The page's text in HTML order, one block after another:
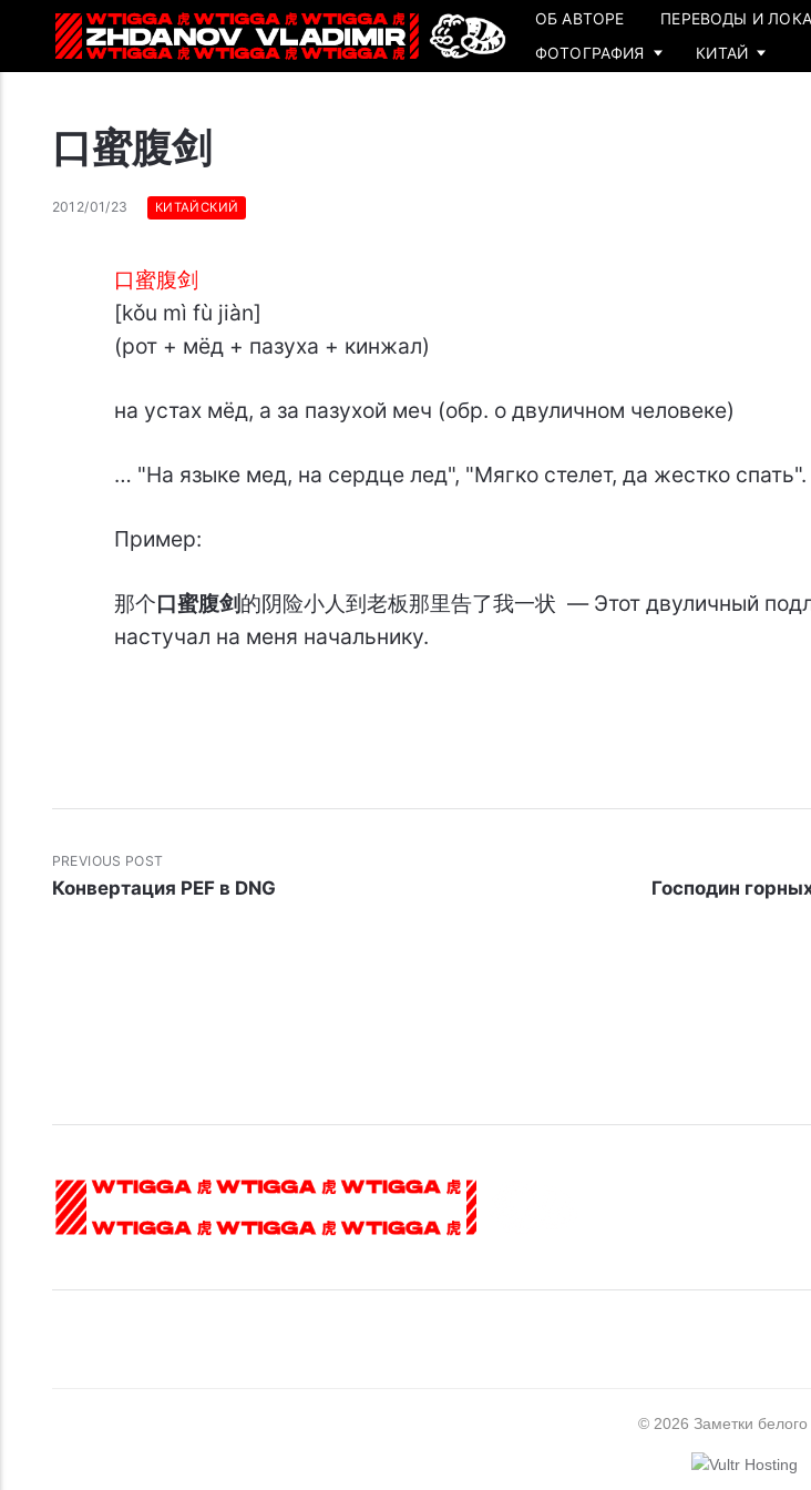
ОБ АВТОРЕ ПЕРЕВОДЫ И
ФОТОГРАФИЯ
КИТАЙ
口蜜腹剑
2012/01/23 КИТАЙСКИЙ
口蜜腹剑
[kǒu mì fù jiàn]
(рот + мёд + пазуха + кинжал)
на устах мёд, а за пазухой меч (обр. о двуличном человеке)
… "На языке мед, на сердце лед", "Мягко стелет, да жестко спать".
Пример:
那个口蜜腹剑的阴险小人到老板那里告了我一状 — Этот двуличный
настучал на меня начальнику.
PREVIOUS POST
Конвертация PEF в DNG Господин
© 2026 Заметки белого